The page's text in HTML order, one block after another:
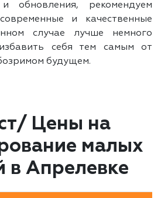
обновления, рекомендуем
и качественные
случае лучше немного
себя тем самым от
будущем.
Цены на
малых
в Апрелевке